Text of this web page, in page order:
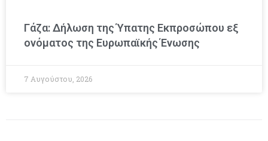
Γάζα: Δήλωση της Ύπατης Εκπροσώπου εξ
ονόματος της Ευρωπαϊκής Ένωσης
7 Αυγούστου, 2026